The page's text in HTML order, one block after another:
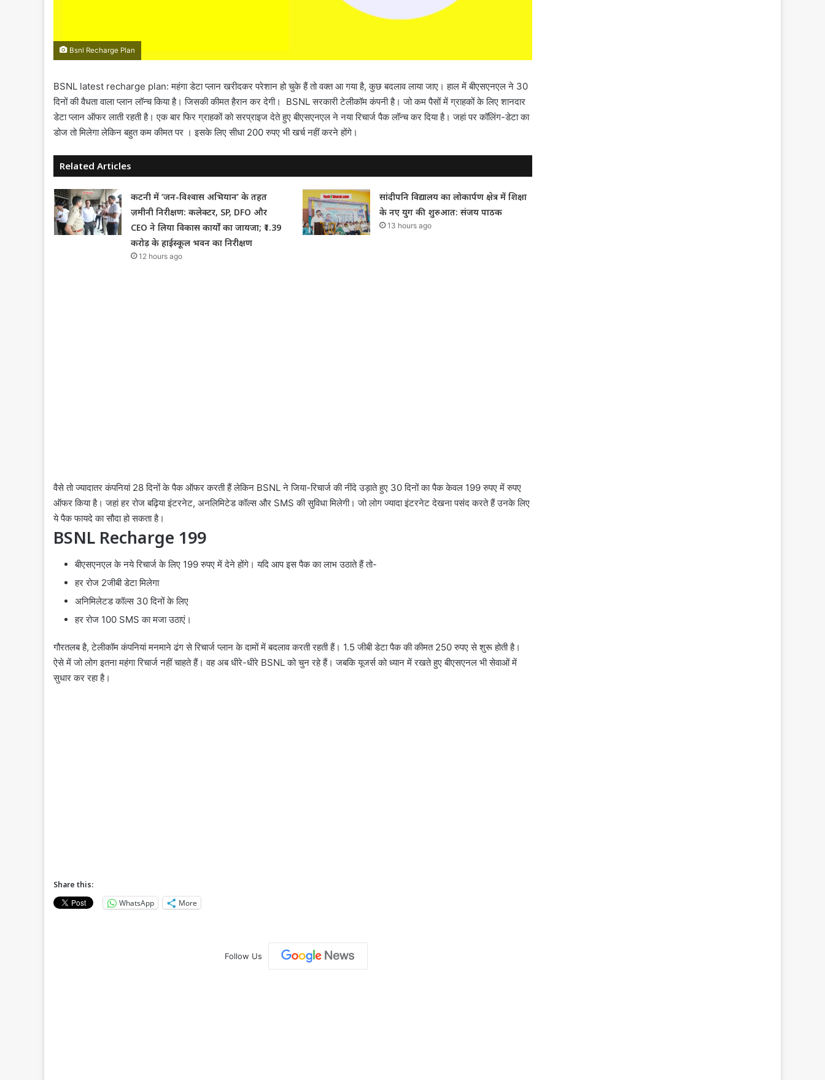
Bsnl Recharge Plan
BSNL latest recharge plan: महंगा डेटा प्लान खरीदकर परेशान हो चुके हैं तो वक्त आ गया है, कुछ बदलाव लाया जाए। हाल में बीएसएनएल ने 30
दिनों की वैधता वाला प्लान लॉन्च किया है। जिसकी कीमत हैरान कर देगी। BSNL सरकारी टेलीकॉम कंपनी है। जो कम पैसों में ग्राहकों के लिए शानदार
डेटा प्लान ऑफर लाती रहती है। एक बार फिर ग्राहकों को सरप्राइज देते हुए बीएसएनएल ने नया रिचार्ज पैक लॉन्च कर दिया है। जहां पर कॉलिंग-डेटा का
डोज तो मिलेगा लेकिन बहुत कम कीमत पर । इसके लिए सीधा 200 रुपए भी खर्च नहीं करने होंगे।
Related Articles
कटनी में ‘जन-विश्वास अभियान’ के तहत
ज़मीनी निरीक्षण: कलेक्टर, SP, DFO और
CEO ने लिया विकास कार्यों का जायजा; ₹1.39
करोड़ के हाईस्कूल भवन का निरीक्षण
12 hours ago
सांदीपनि विद्यालय का लोकार्पण क्षेत्र में शिक्षा
के नए युग की शुरुआत: संजय पाठक
13 hours ago
वैसे तो ज्यादातर कंपनियां 28 दिनों के पैक ऑफर करती हैं लेकिन BSNL ने जिया-रिचार्ज की नींदे उड़ाते हुए 30 दिनों का पैक केवल 199 रुपए में रुपए
ऑफर किया है। जहां हर रोज बढ़िया इंटरनेट, अनलिमिटेड कॉल्स और SMS की सुविधा मिलेगी। जो लोग ज्यादा इंटरनेट देखना पसंद करते हैं उनके लिए
ये पैक फायदे का सौदा हो सकता है।
BSNL Recharge 199
बीएसएनएल के नये रिचार्ज के लिए 199 रुपए में देने होंगे। यदि आप इस पैक का लाभ उठाते हैं तो-
हर रोज 2जीबी डेटा मिलेगा
अनिमिलेटड कॉल्स 30 दिनों के लिए
हर रोज 100 SMS का मजा उठाएं।
गौरतलब है, टेलीकॉम कंपनियां मनमाने ढंग से रिचार्ज प्लान के दामों में बदलाव करती रहती हैं। 1.5 जीबी डेटा पैक की कीमत 250 रुपए से शुरू होती है।
ऐसे में जो लोग इतना महंगा रिचार्ज नहीं चाहते हैं। वह अब धीरे-धीरे BSNL को चुन रहे हैं। जबकि यूजर्स को ध्यान में रखते हुए बीएसएनल भी सेवाओं में
सुधार कर रहा है।
Share this:
WhatsApp
More
Follow Us